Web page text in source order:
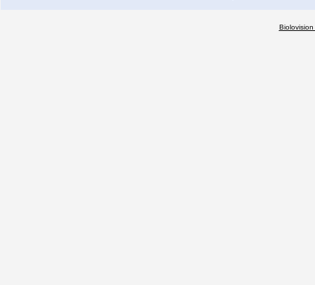
Biolovision